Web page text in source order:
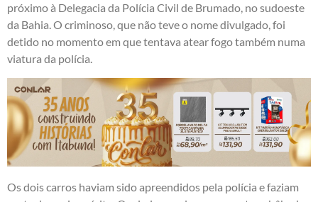
próximo à Delegacia da Polícia Civil de Brumado, no sudoeste
da Bahia. O criminoso, que não teve o nome divulgado, foi
detido no momento em que tentava atear fogo também numa
viatura da polícia.
Os dois carros haviam sido apreendidos pela polícia e faziam